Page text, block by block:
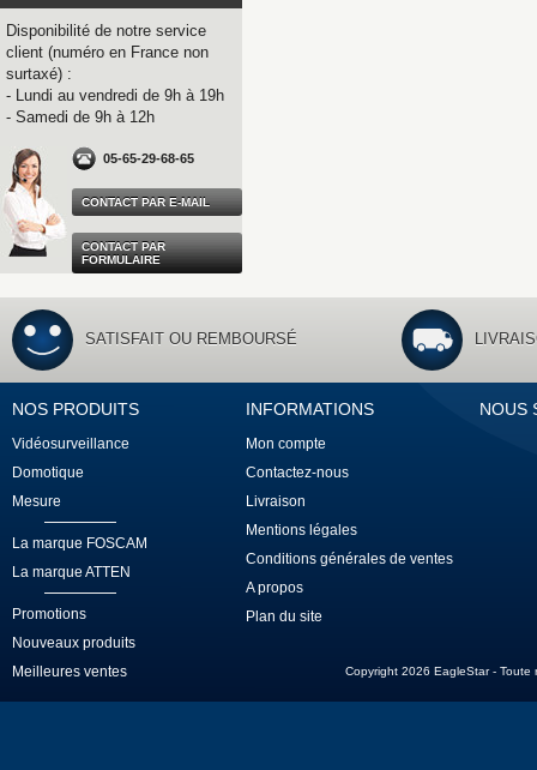
Disponibilité de notre service
client (numéro en France non
surtaxé) :
- Lundi au vendredi de 9h à 19h
- Samedi de 9h à 12h
05-65-29-68-65
CONTACT PAR E-MAIL
CONTACT PAR
FORMULAIRE
SATISFAIT OU REMBOURSÉ
NOS PRODUITS
Vidéosurveillance
Domotique
Mesure
La marque FOSCAM
La marque ATTEN
Promotions
Nouveaux produits
Meilleures ventes
INFORMATIONS
Mon compte
Contactez-nous
Livraison
Mentions légales
Conditions générales de ventes
A propos
Plan du site
NOUS
Copyright 2026 EagleStar -